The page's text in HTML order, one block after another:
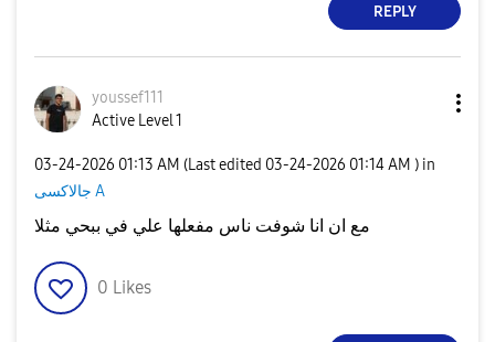
REPLY
youssef111
Active Level 1
‎03-24-2026 01:13 AM (Last edited ‎03-24-2026 01:14 AM ) in
جالاكسى A
مع ان انا شوفت ناس مفعلها علي في ببحي مثلا
0 Likes